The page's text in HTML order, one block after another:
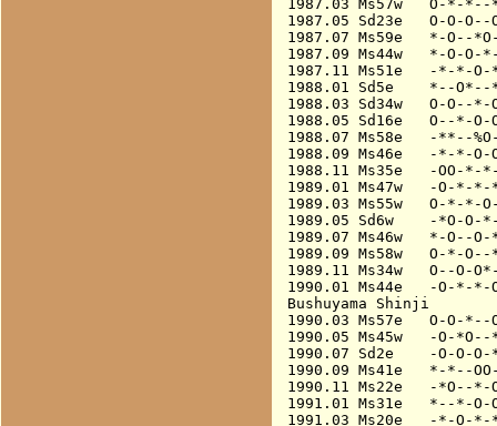
1987.03 Ms57w   O-*-
1987.05 Sd23e   O-O-
1987.07 Ms59e   *-O--
1987.09 Ms44w   *-O-
1987.11 Ms51e   -*-*-
1988.01 Sd5e    *--
1988.03 Sd34w   O-O--
1988.05 Sd16e   O--*-O-
1988.07 Ms58e   -**--
1988.09 Ms46e   -*-*-O-
1988.11 Ms35e   -OO-
1989.01 Ms47w   -O-*-
1989.03 Ms55w   O-*-*-
1989.05 Sd6w    -*O-O-
1989.07 Ms46w   *-O--
1989.09 Ms58w   O-*-
1989.11 Ms34w   O--O-
1990.01 Ms44e   -O-*-
Bushuyama Shinji
1990.03 Ms57e   O-O-
1990.05 Ms45w   -O-
1990.07 Sd2e    -O-O-
1990.09 Ms41e   *-*--
1990.11 Ms22e   -*O--
1991.01 Ms31e   *--*-O-
1991.03 Ms20e   -*-O-